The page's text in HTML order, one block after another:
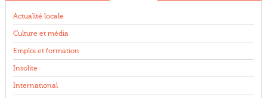
Actualité locale
Culture et média
Emploi et formation
Insolite
International